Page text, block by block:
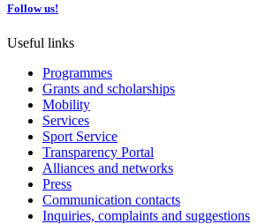
Follow us!
Useful links
Programmes
Grants and scholarships
Mobility
Services
Sport Service
Transparency Portal
Alliances and networks
Press
Communication contacts
Inquiries, complaints and suggestions